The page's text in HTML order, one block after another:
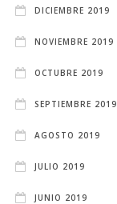
DICIEMBRE 2019
NOVIEMBRE 2019
OCTUBRE 2019
SEPTIEMBRE 2019
AGOSTO 2019
JULIO 2019
JUNIO 2019